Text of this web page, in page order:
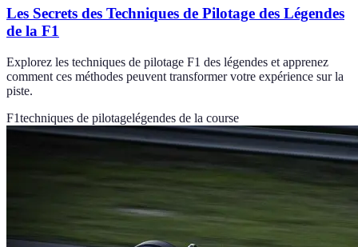
Les Secrets des Techniques de Pilotage des Légendes
de la F1
Explorez les techniques de pilotage F1 des légendes et apprenez
comment ces méthodes peuvent transformer votre expérience sur la
piste.
F1techniques de pilotagelégendes de la course